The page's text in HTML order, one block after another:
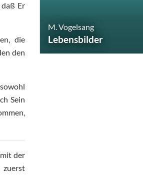
Er
die
den
Sein
der
M. Vogelsang
Lebensbilder